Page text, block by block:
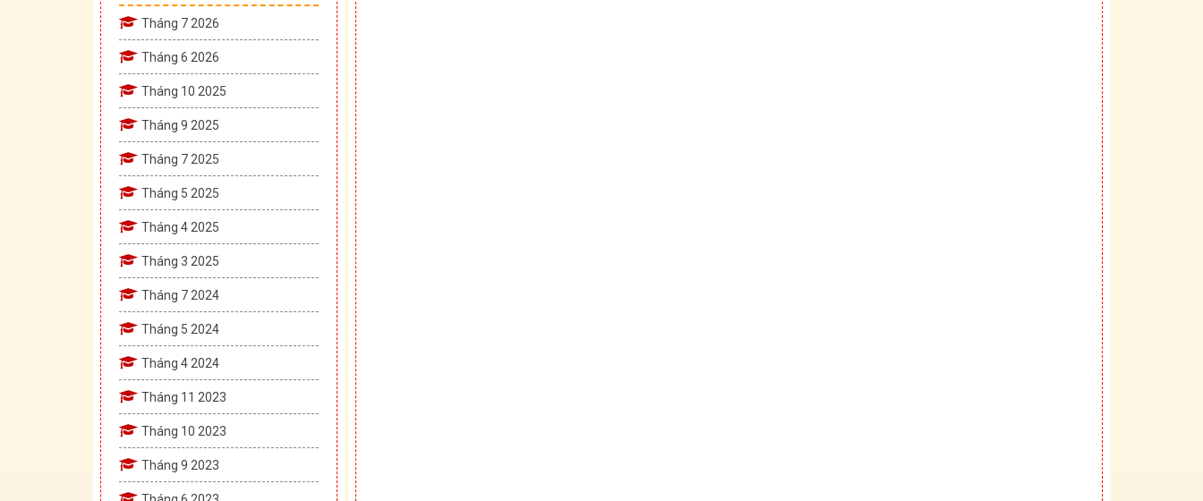
Tháng 7 2026
Tháng 6 2026
Tháng 10 2025
Tháng 9 2025
Tháng 7 2025
Tháng 5 2025
Tháng 4 2025
Tháng 3 2025
Tháng 7 2024
Tháng 5 2024
Tháng 4 2024
Tháng 11 2023
Tháng 10 2023
Tháng 9 2023